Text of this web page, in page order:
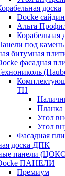
доска
Docke
Альта
Корабельная
под камень
битумная
фасадная
ТН
Планка
Угол
Угол
Фасадная
доска ДПК
панели
ПАНЕЛИ
Премиум